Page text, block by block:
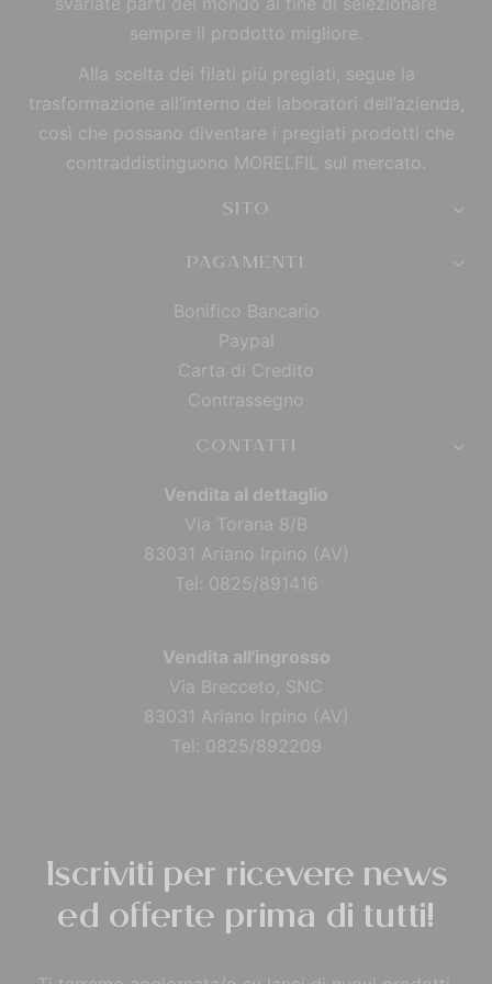
sempre il prodotto migliore.
Alla scelta dei filati più pregiati, segue la
trasformazione all’interno dei laboratori dell’azienda,
così che possano diventare i pregiati prodotti che
contraddistinguono MORELFIL sul mercato.
SITO
PAGAMENTI
Bonifico Bancario
Paypal
Carta di Credito
Contrassegno
CONTATTI
Vendita al dettaglio
Via Torana 8/B
83031 Ariano Irpino (AV)
Tel: 0825/891416
Vendita all'ingrosso
Via Brecceto, SNC
83031 Ariano Irpino (AV)
Tel: 0825/892209
Iscriviti per ricevere news
ed offerte prima di tutti!